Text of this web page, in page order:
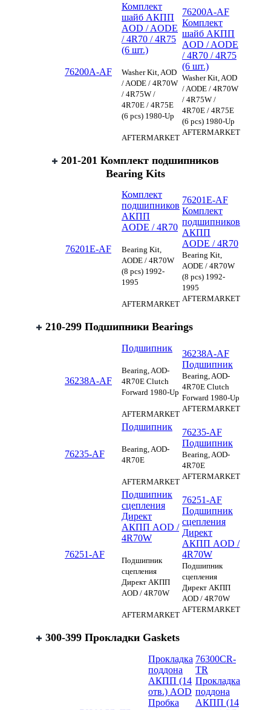
76200A-AF
Комплект
шайб АКПП
AOD / AODE
/ 4R70 / 4R75
(6 шт.)
Washer Kit, AOD
/ AODE / 4R70W
/ 4R75W /
4R70E / 4R75E
(6 pcs) 1980-Up
AFTERMARKET
76200A-AF
Комплект
шайб АКПП
AOD / AODE
/ 4R70 / 4R75
(6 шт.)
Washer Kit, AOD
/ AODE / 4R70W
/ 4R75W /
4R70E / 4R75E
(6 pcs) 1980-Up
AFTERMARKET
201-201 Комплект подшипников
Bearing Kits
76201E-AF
Комплект
подшипников
АКПП
AODE / 4R70
Bearing Kit,
AODE / 4R70W
(8 pcs) 1992-
1995
AFTERMARKET
76201E-AF
Комплект
подшипников
АКПП
AODE / 4R70
Bearing Kit,
AODE / 4R70W
(8 pcs) 1992-
1995
AFTERMARKET
210-299 Подшипники Bearings
36238A-AF
Подшипник
Bearing, AOD-
4R70E Clutch
Forward 1980-Up
AFTERMARKET
36238A-AF
Подшипник
Bearing, AOD-
4R70E Clutch
Forward 1980-Up
AFTERMARKET
76235-AF
Подшипник
Bearing, AOD-
4R70E
AFTERMARKET
76235-AF
Подшипник
Bearing, AOD-
4R70E
AFTERMARKET
76251-AF
Подшипник
сцепления
Директ
АКПП AOD /
4R70W
Подшипник
сцепления
Директ АКПП
AOD / 4R70W
AFTERMARKET
76251-AF
Подшипник
сцепления
Директ
АКПП AOD /
4R70W
Подшипник
сцепления
Директ АКПП
AOD / 4R70W
AFTERMARKET
300-399 Прокладки Gaskets
Прокладка
поддона
АКПП (14
отв.) AOD
Пробка
76300CR-
TR
Прокладка
поддона
АКПП (14